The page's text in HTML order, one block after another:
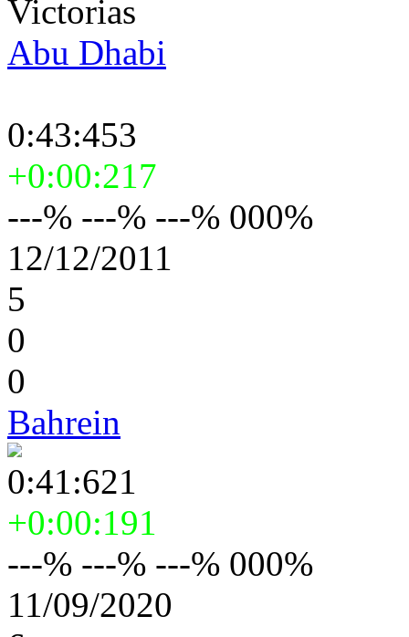
Victorias
Abu Dhabi
0:43:453
+0:00:217
---% ---% ---% 000%
12/12/2011
5
0
0
Bahrein
0:41:621
+0:00:191
---% ---% ---% 000%
11/09/2020